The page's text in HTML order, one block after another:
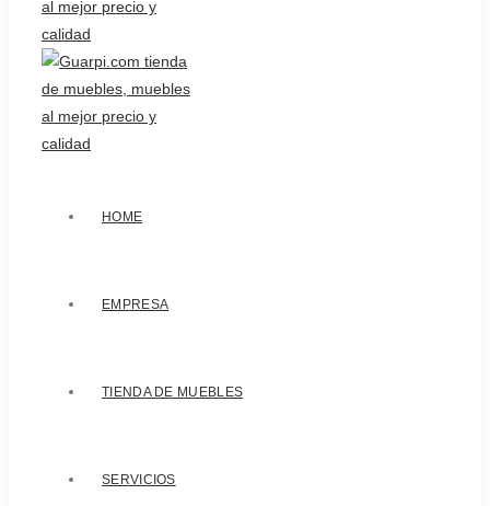
HOME
EMPRESA
TIENDA DE MUEBLES
SERVICIOS